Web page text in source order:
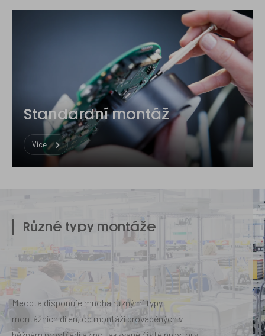
Standardní montáž
Více
monitoring
Různé typy montáže
Meopta disponuje mnoha různými typy
montážních dílen, od montáží prováděných v